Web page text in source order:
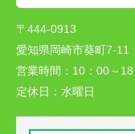
〒444-0913
愛知県岡崎市葵町7-11
営業時間： 10：00～
定休日： 水曜日